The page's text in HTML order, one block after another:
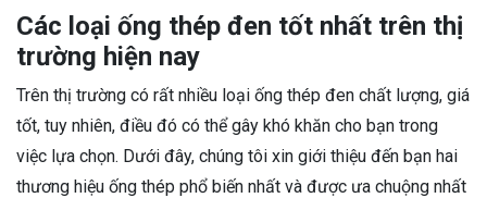
Các loại ống thép đen tốt nhất trên thị
trường hiện nay
Trên thị trường có rất nhiều loại ống thép đen chất lượng, giá
tốt, tuy nhiên, điều đó có thể gây khó khăn cho bạn trong
việc lựa chọn. Dưới đây, chúng tôi xin giới thiệu đến bạn hai
thương hiệu ống thép phổ biến nhất và được ưa chuộng nhất